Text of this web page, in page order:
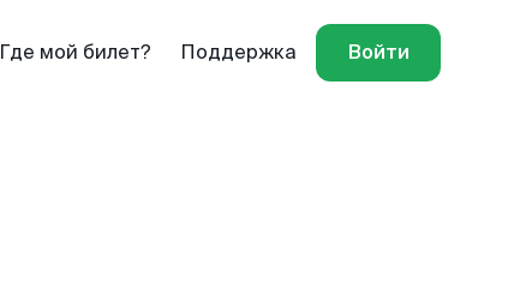
Где мой билет? Поддержка Войти